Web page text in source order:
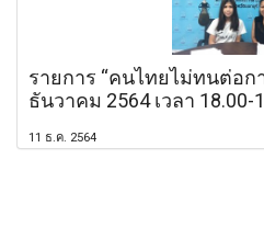
รายการ “คนไทยไม่ทนต่อก
ธันวาคม 2564 เวลา 18.00-
11 ธ.ค. 2564